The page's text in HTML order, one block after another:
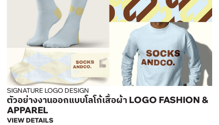
SIGNATURE LOGO DESIGN
ตัวอย่างงานออกแบบโลโก้เสื้อผ้า LOGO FASHION &
APPAREL
VIEW DETAILS